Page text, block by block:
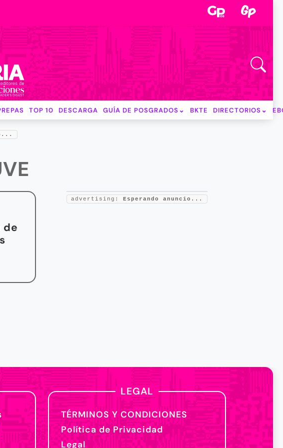
TOP 10 DESCARGA GUÍA DE POSGRADOS BKTE DIRECTORIOS
de
advertising: Esperando anuncio...
LEGAL
TÉRMINOS Y CONDICIONES
Política de Privacidad
Legal